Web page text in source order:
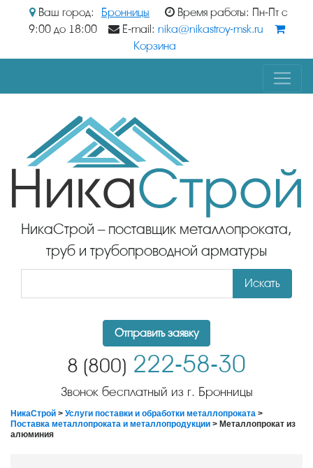
Ваш город: Бронницы
Время работы: Пн-Пт с
9:00 до 18:00
E-mail: nika@nikastroy-msk.ru
Корзина
НикаСтрой – поставщик металлопроката,
труб и трубопроводной арматуры
Искать
Отправить заявку
8 (800) 222-58-30
Звонок бесплатный из г. Бронницы
НикаСтрой > Услуги поставки и обработки металлопроката >
Поставка металлопроката и металлопродукции > Металлопрокат из
алюминия